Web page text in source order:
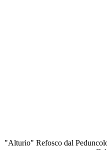
"Alturio" Refosco dal